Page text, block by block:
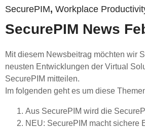
SecurePIM, Workplace
SecurePIM News
Mit diesem Newsbeitrag möchten wir
neusten Entwicklungen der Virtual
SecurePIM mitteilen.
Im folgenden geht es um diese
Aus SecurePIM wird die
NEU: SecurePIM macht sichere